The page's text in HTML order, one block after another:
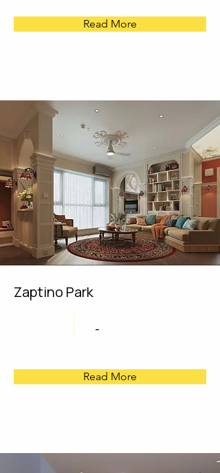
Read More
Zaptino Park
-
Read More